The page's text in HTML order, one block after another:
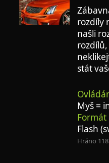
rozdíly
našli
stát
Myš =
Flash
Hráno